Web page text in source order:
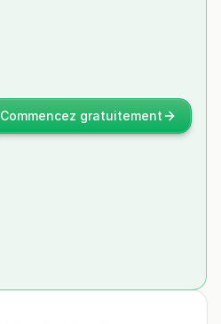
Commencez gratuitement